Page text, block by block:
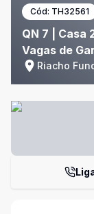
Cód: TH32561
QN 7 | Casa
Vagas de
Riacho